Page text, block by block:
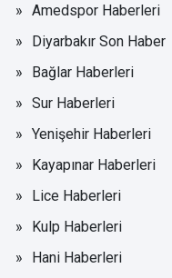
Amedspor Haberleri
Diyarbakır Son Haber
Bağlar Haberleri
Sur Haberleri
Yenişehir Haberleri
Kayapınar Haberleri
Lice Haberleri
Kulp Haberleri
Hani Haberleri